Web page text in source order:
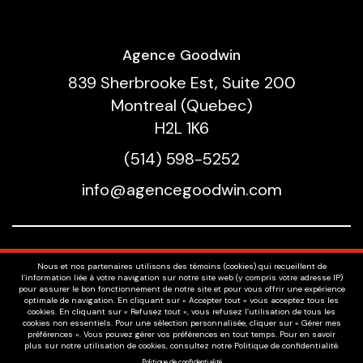
Nous et nos partenaires utilisons des témoins (cookies) qui recueillent de
l’information liée à votre navigation sur notre site web (y compris votre adresse IP)
pour assurer le bon fonctionnement de notre site et pour vous offrir une expérience
optimale de navigation. En cliquant sur « Accepter tout » vous acceptez tous les
cookies. En cliquant sur « Refusez tout », vous refusez l’utilisation de tous les
cookies non essentiels. Pour une sélection personnalisée, cliquer sur « Gérer mes
préférences ». Vous pouvez gérer vos préférences en tout temps. Pour en savoir
plus sur notre utilisation de cookies, consultez notre Politique de confidentialité.
Agence Goodwin
839 Sherbrooke Est, Suite 200
Montreal (Quebec)
H2L 1K6
(514) 598-5252
info@agencegoodwin.com
Nos Talents
Voix
À Propos
Offres D'emplois
Politique de confidentialité